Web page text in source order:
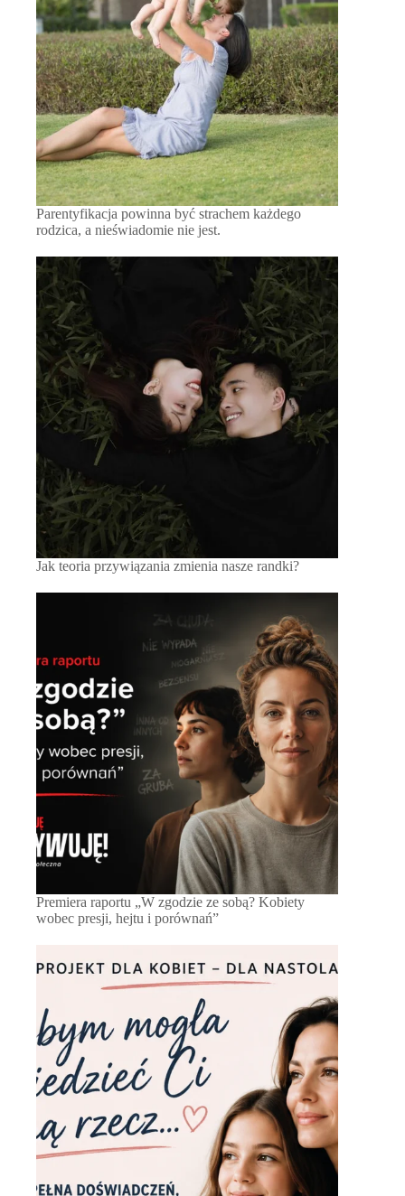
Parentyfikacja powinna być strachem każdego
rodzica, a nieświadomie nie jest.
Jak teoria przywiązania zmienia nasze randki?
Premiera raportu „W zgodzie ze sobą? Kobiety
wobec presji, hejtu i porównań”